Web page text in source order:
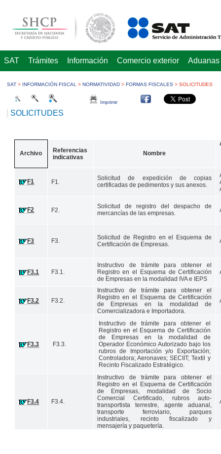
SAT Trámites Información Comercio exterior Aduanas
SAT > INFORMACIÓN FISCAL > NORMATIVIDAD > FORMAS FISCALES > SOLICITUDES
Imprimir
SOLICITUDES
Archivo
Referencias
indicativas
Nombre
F1 ​F1.
Solicitud de expedición de copias
certificadas de pe​​dimentosy sus anexos.
F2 ​F2.
Solicitud de registro del despacho de
mercancías de las empresas.
F3 ​F3.
Solicitud de Registro en el Esquema de
Certificación de Empresas.
F3.1 ​F3.1.
​Instructivo de trámite para obtener el
Registro en el Esquema de Certificación
de Empresas en la modalidad IVA e IEPS
F3.2 ​F3.2.
​Instructivo de trámite para obtener el
Registro en el Esquema de Certificación
de Empresas en la modalidad de
Comercializadora e Importadora.
F3.3 ​F3.3.
​Instructivo de trámite para obtener el
Registro en el Esquema de Certificación
de Empresas en la modalidad de
Operador Económico Autorizado bajo los
rubros de
Importación y/o Exportación;
Controladora; Aeronaves; SECIIT; Textil y
Recinto Fiscalizado Estratégico.
F3.4 ​F3.4.
​Instructivo de trámite para obtener el
Registro en el Esquema de Certificación
de Empresas, modalidad de Socio
Comercial Certificado, rubros auto-
transportista terrestre, agente aduanal,
transporte ferroviario, parques
industriales, recinto fiscalizado y
mensajería y paquetería.